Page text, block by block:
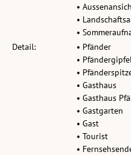
•
•
•
Detail:
• Pfänder
• Pfändergipfel
•
• Gasthaus
• Gasthaus
• Gastgarten
• Gast
• Tourist
•